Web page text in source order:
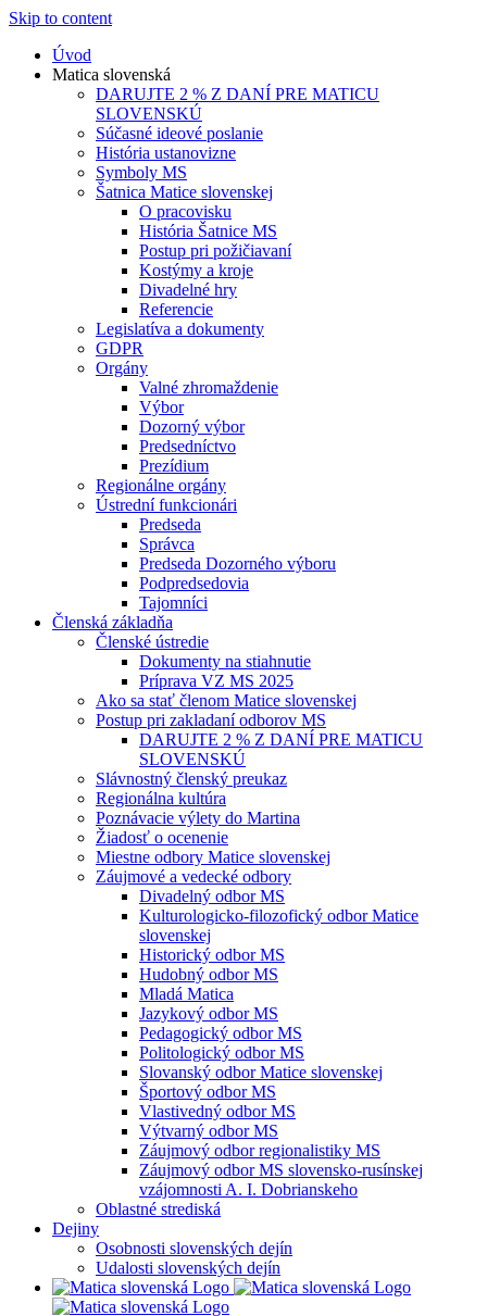
Skip to content
Úvod
Matica slovenská
DARUJTE 2 % Z DANÍ PRE MATICU
SLOVENSKÚ
Súčasné ideové poslanie
História ustanovizne
Symboly MS
Šatnica Matice slovenskej
O pracovisku
História Šatnice MS
Postup pri požičiavaní
Kostýmy a kroje
Divadelné hry
Referencie
Legislatíva a dokumenty
GDPR
Orgány
Valné zhromaždenie
Výbor
Dozorný výbor
Predsedníctvo
Prezídium
Regionálne orgány
Ústrední funkcionári
Predseda
Správca
Predseda Dozorného výboru
Podpredsedovia
Tajomníci
Členská základňa
Členské ústredie
Dokumenty na stiahnutie
Príprava VZ MS 2025
Ako sa stať členom Matice slovenskej
Postup pri zakladaní odborov MS
DARUJTE 2 % Z DANÍ PRE MATICU
SLOVENSKÚ
Slávnostný členský preukaz
Regionálna kultúra
Poznávacie výlety do Martina
Žiadosť o ocenenie
Miestne odbory Matice slovenskej
Záujmové a vedecké odbory
Divadelný odbor MS
Kulturologicko-filozofický odbor Matice
slovenskej
Historický odbor MS
Hudobný odbor MS
Mladá Matica
Jazykový odbor MS
Pedagogický odbor MS
Politologický odbor MS
Slovanský odbor Matice slovenskej
Športový odbor MS
Vlastivedný odbor MS
Výtvarný odbor MS
Záujmový odbor regionalistiky MS
Záujmový odbor MS slovensko-rusínskej
vzájomnosti A. I. Dobrianskeho
Oblastné strediská
Dejiny
Osobnosti slovenských dejín
Udalosti slovenských dejín